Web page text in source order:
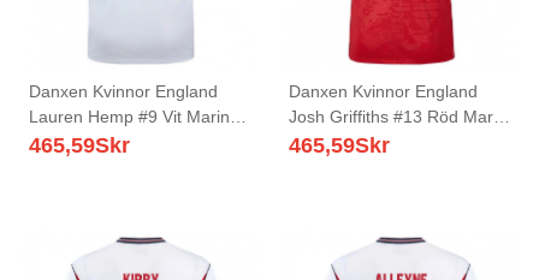
Danxen Kvinnor England
Lauren Hemp #9 Vit Marin
Röd Hemmatröja Matchtröjor
465,59Skr
Danxen Kvinnor England
Josh Griffiths #13 Röd Marin
Vit Bortatröja Matchtröjor 26-
465,59Skr